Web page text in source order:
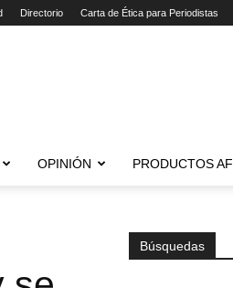
Directorio Carta de Ética para Periodistas
OPINIÓN PRODUCTOS AF
Búsquedas